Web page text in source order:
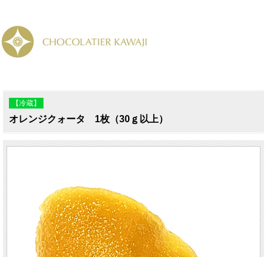
【冷蔵】
オレンジクォータ 1枚（30ｇ以上）